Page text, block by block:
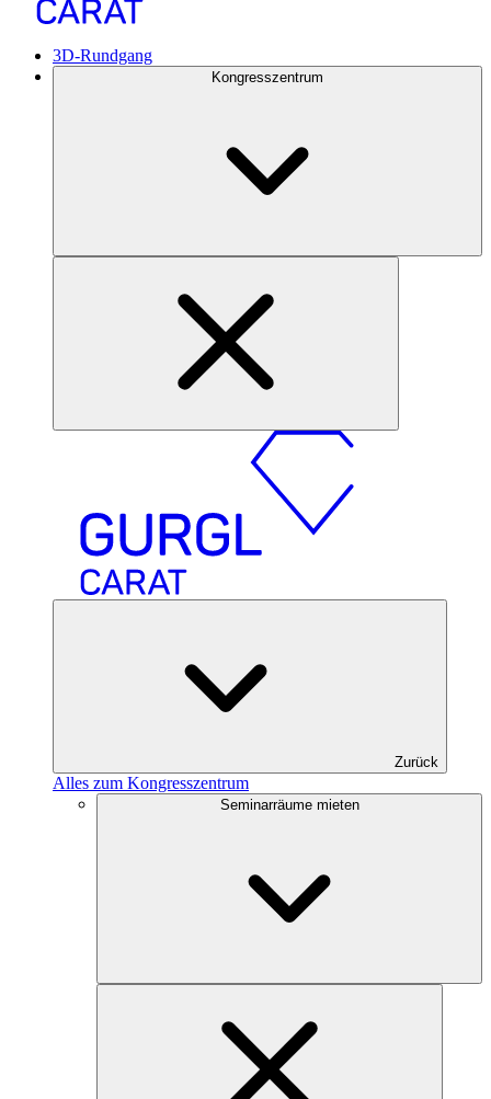
3D-Rundgang
Kongresszentrum
Zurück
Alles zum Kongresszentrum
Seminarräume mieten